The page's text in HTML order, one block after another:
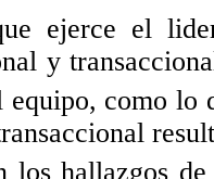
ejerce el
y
como lo
los hallazgos